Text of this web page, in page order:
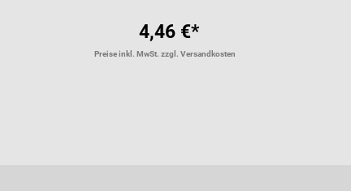
4,46 €*
Preise inkl. MwSt. zzgl. Versandkosten